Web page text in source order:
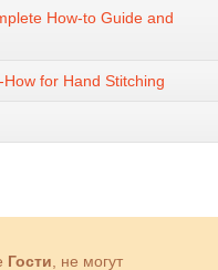
How-to Guide and
for Hand Stitching
Гости, не могут